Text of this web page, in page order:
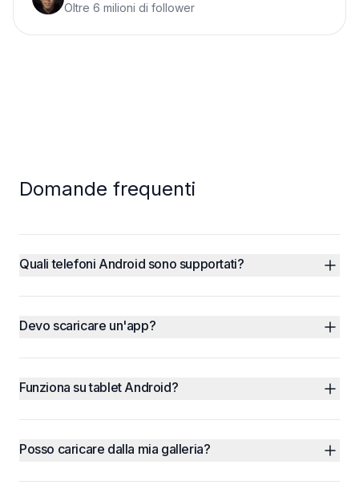
Oltre 6 milioni di follower
Domande frequenti
Quali telefoni Android sono supportati?
Devo scaricare un'app?
Funziona su tablet Android?
Posso caricare dalla mia galleria?